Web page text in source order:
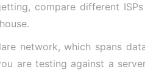
compare different
network, which spans
are testing against a